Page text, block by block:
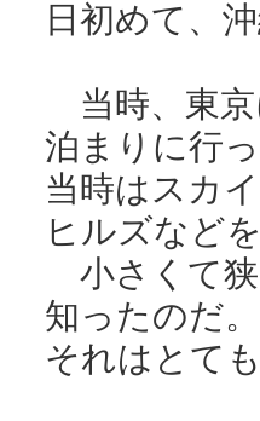
日初めて、
当時、東京
泊まりに行
当時はスカ
ヒルズなど
小さくて狭
知ったのだ
それはとて